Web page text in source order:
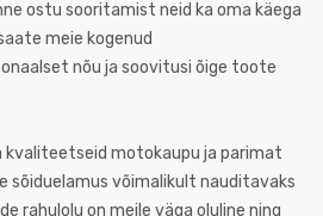
ostu sooritamist neid ka oma käega
meie kogenud
nõu ja soovitusi õige toote
kvaliteetseid motokaupu ja parimat
võimalikult nauditavaks
rahulolu on meile väga oluline ning